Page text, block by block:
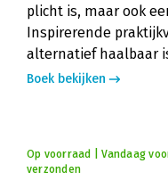
plicht is, maar ook
Inspirerende
alternatief haalbaar
Boek bekijken
Op voorraad | Vandaag
verzonden